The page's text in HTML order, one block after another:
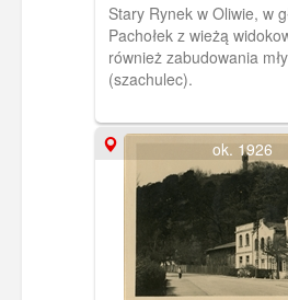
Stary Rynek w Oliwie, w
Pachołek z wieżą
również zabudowania młyna
(szachulec).
ok. 1926